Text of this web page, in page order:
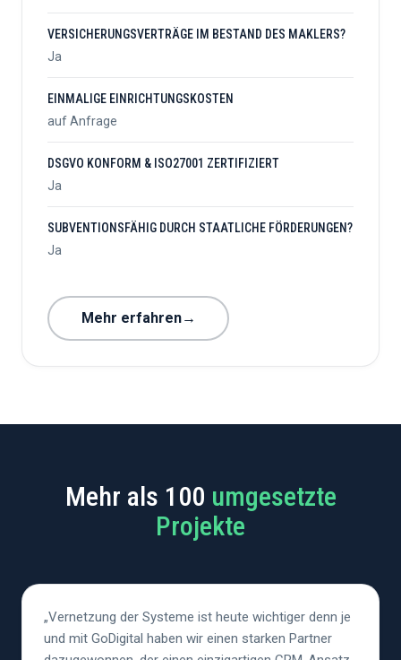
VERSICHERUNGSVERTRÄGE IM BESTAND DES MAKLERS?
Ja
EINMALIGE EINRICHTUNGSKOSTEN
auf Anfrage
DSGVO KONFORM & ISO27001 ZERTIFIZIERT
Ja
SUBVENTIONSFÄHIG DURCH STAATLICHE FÖRDERUNGEN?
Ja
Mehr erfahren→
Mehr als 100 umgesetzte
Projekte
„Vernetzung der Systeme ist heute wichtiger denn je
und mit GoDigital haben wir einen starken Partner